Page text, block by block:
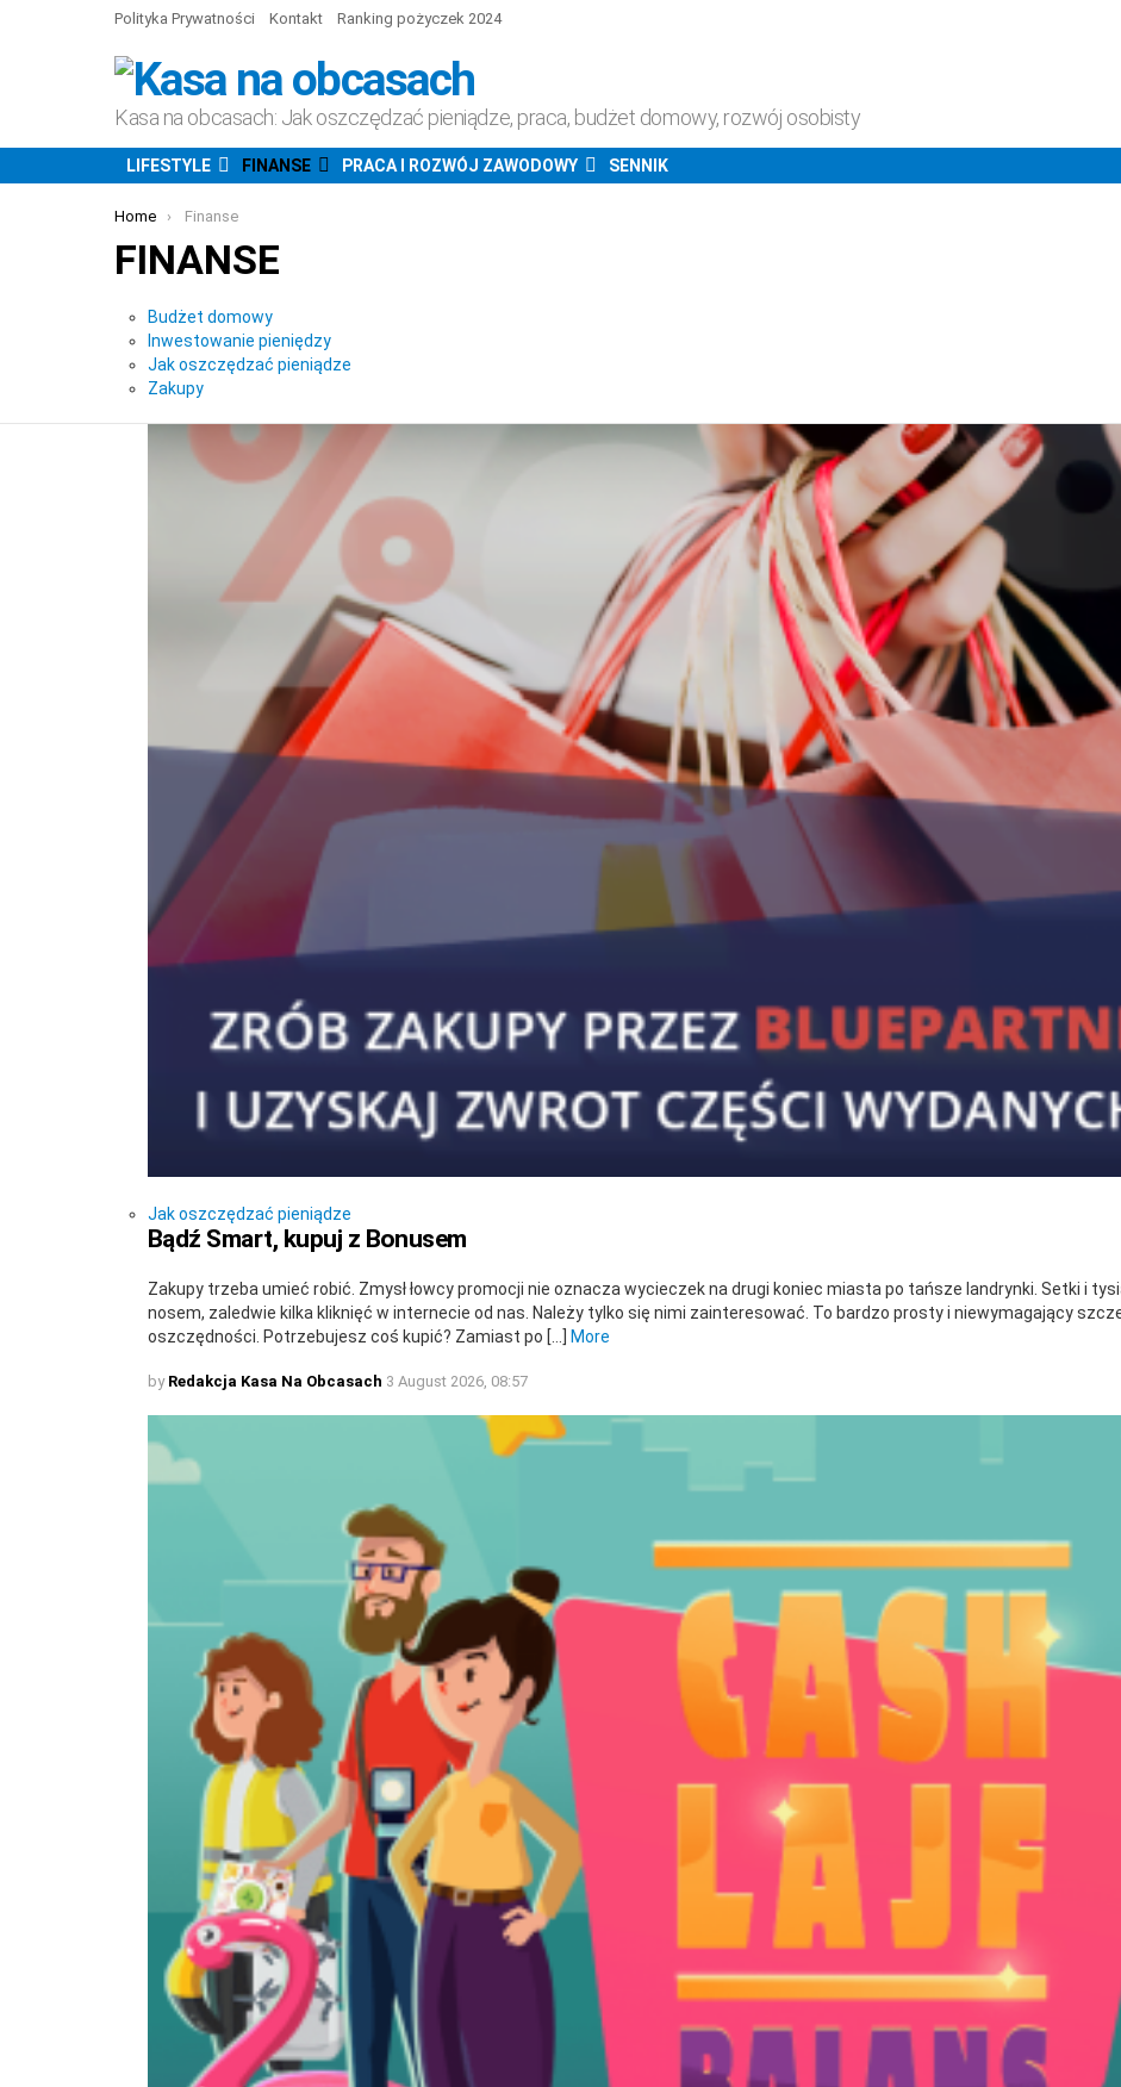
Polityka Prywatności Kontakt Ranking pożyczek 2024
Kasa na obcasach: Jak oszczędzać pieniądze, praca, budżet domowy, rozwój osobisty
LIFESTYLE FINANSE PRACA I ROZWÓJ ZAWODOWY SENNIK
You are here:
Home Finanse
FINANSE
Subterms
Budżet domowy
Inwestowanie pieniędzy
Jak oszczędzać pieniądze
Zakupy
Jak oszczędzać pieniądze
Bądź Smart, kupuj z Bonusem
Zakupy trzeba umieć robić. Zmysł łowcy promocji nie oznacza wycieczek na drugi koniec miasta po tańsze landrynki. Setki i
nosem, zaledwie kilka kliknięć w internecie od nas. Należy tylko się nimi zainteresować. To bardzo prosty i niewymagający
oszczędności. Potrzebujesz coś kupić? Zamiast po […]
More
by Redakcja Kasa Na Obcasach 3 August 2026, 08:57